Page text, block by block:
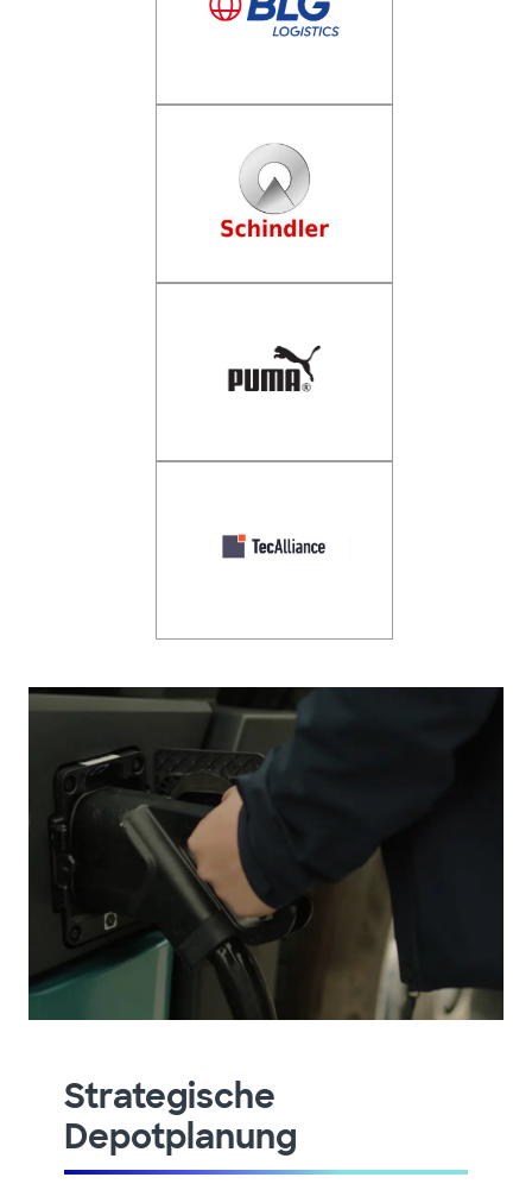
Strategische
Depotplanung